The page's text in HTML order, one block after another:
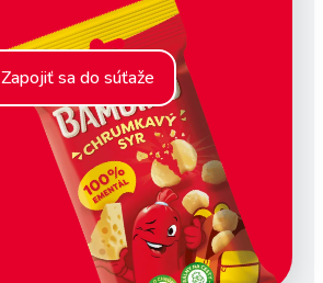
Zapojiť sa do súťaže